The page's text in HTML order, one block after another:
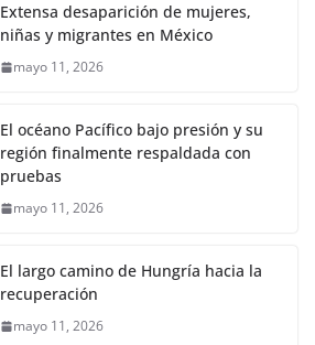
Extensa desaparición de mujeres,
niñas y migrantes en México
mayo 11, 2026
El océano Pacífico bajo presión y su
región finalmente respaldada con
pruebas
mayo 11, 2026
El largo camino de Hungría hacia la
recuperación
mayo 11, 2026